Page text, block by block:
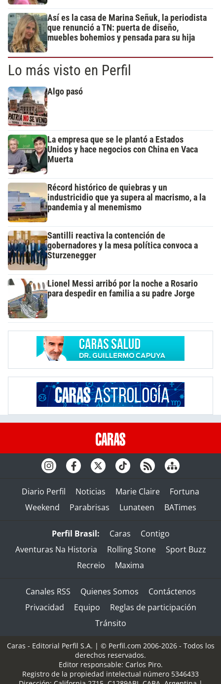
Así es la casa de Marina Señuk, la periodista
que renunció a TN: puerta de diseño,
muebles bohemios y pensada para su hija
Lo más visto en Perfil
Algo pasó
La empresa que se le plantó a Estados
Unidos y hace negocios con China en Vaca
Muerta
Récord histórico de quiebras y un
industricidio que ya supera al macrismo, a la
pandemia y al menemismo
Santilli reactiva la contención de
gobernadores y la mesa política convoca a
Sturzenegger
Lionel Messi arribó por la noche a Rosario
para despedir en familia a su padre Jorge
Diario Perfil Noticias Marie Claire
Fortuna
Weekend
Parabrisas Lunateen BATimes
Perfil Brasil: Caras
Contigo
Aventuras Na Historia
Rolling Stone
Sport Buzz
Recreio
Maxima
Canales RSS Quienes Somos
Contáctenos
Privacidad
Equipo
Reglas de participación
Tránsito
Caras - Editorial Perfil S.A. | © Perfil.com 2006-2026 - Todos los
derechos reservados.
Editor responsable: Carlos Piro.
Registro de la propiedad intelectual número 5346433